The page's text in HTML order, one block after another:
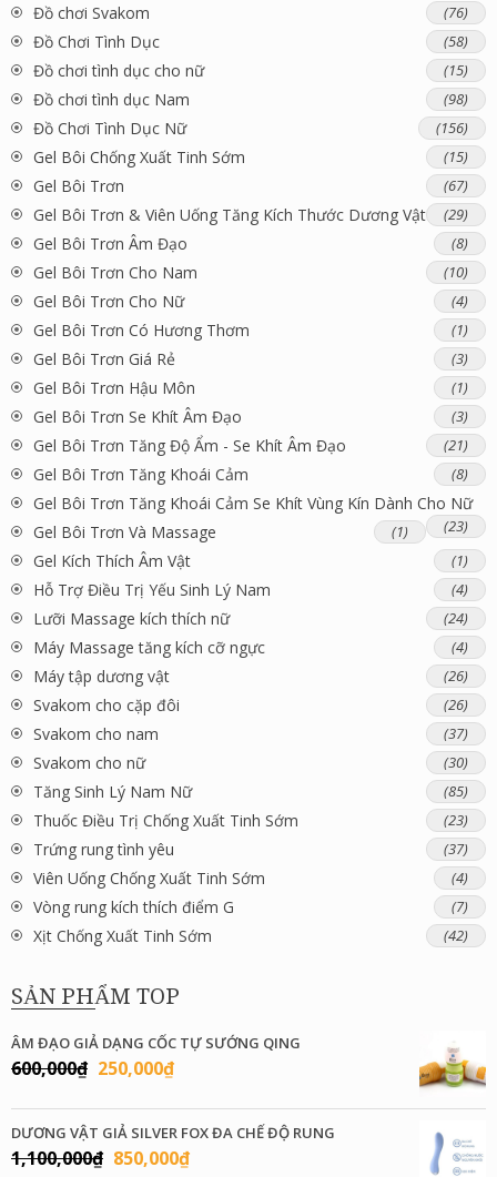
Đồ chơi Svakom (76)
Đồ Chơi Tình Dục (58)
Đồ chơi tình dục cho nữ (15)
Đồ chơi tình dục Nam (98)
Đồ Chơi Tình Dục Nữ (156)
Gel Bôi Chống Xuất Tinh Sớm (15)
Gel Bôi Trơn (67)
Gel Bôi Trơn & Viên Uống Tăng Kích Thước Dương Vật (29)
Gel Bôi Trơn Âm Đạo (8)
Gel Bôi Trơn Cho Nam (10)
Gel Bôi Trơn Cho Nữ (4)
Gel Bôi Trơn Có Hương Thơm (1)
Gel Bôi Trơn Giá Rẻ (3)
Gel Bôi Trơn Hậu Môn (1)
Gel Bôi Trơn Se Khít Âm Đạo (3)
Gel Bôi Trơn Tăng Độ Ẩm - Se Khít Âm Đạo (21)
Gel Bôi Trơn Tăng Khoái Cảm (8)
Gel Bôi Trơn Tăng Khoái Cảm Se Khít Vùng Kín Dành Cho Nữ
(23)
Gel Bôi Trơn Và Massage (1)
Gel Kích Thích Âm Vật (1)
Hỗ Trợ Điều Trị Yếu Sinh Lý Nam (4)
Lưỡi Massage kích thích nữ (24)
Máy Massage tăng kích cỡ ngực (4)
Máy tập dương vật (26)
Svakom cho cặp đôi (26)
Svakom cho nam (37)
Svakom cho nữ (30)
Tăng Sinh Lý Nam Nữ (85)
Thuốc Điều Trị Chống Xuất Tinh Sớm (23)
Trứng rung tình yêu (37)
Viên Uống Chống Xuất Tinh Sớm (4)
Vòng rung kích thích điểm G (7)
Xịt Chống Xuất Tinh Sớm (42)
SẢN PHẨM TOP
ÂM ĐẠO GIẢ DẠNG CỐC TỰ SƯỚNG QING
600,000₫ Giá
là:
600,000₫.
250,000₫Giá
tại
là:
250,000₫.
DƯƠNG VẬT GIẢ SILVER FOX ĐA CHẾ ĐỘ RUNG
1,100,000₫ Giá
850,000₫Giá